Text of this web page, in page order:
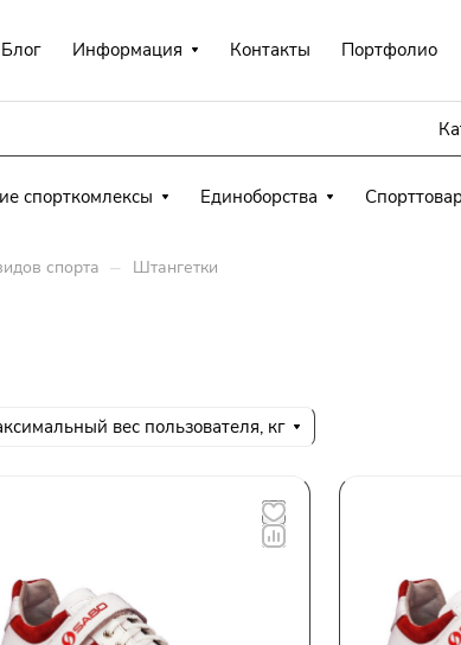
Блог Информация Контакты Портфолио
спорткомлексы Единоборства
спорта – Штангетки
вес пользователя, кг